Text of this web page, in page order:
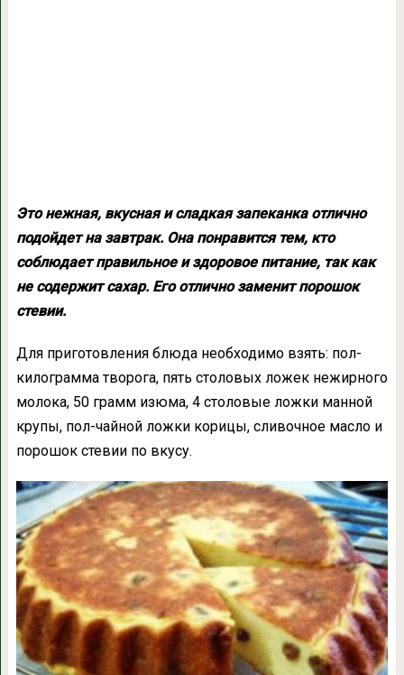
Это нежная, вкусная и сладкая запеканка отлично
подойдет на завтрак. Она понравится тем, кто
соблюдает правильное и здоровое питание, так как
не содержит сахар. Его отлично заменит порошок
стевии.
Для приготовления блюда необходимо взять: пол-
килограмма творога, пять столовых ложек нежирного
молока, 50 грамм изюма, 4 столовые ложки манной
крупы, пол-чайной ложки корицы, сливочное масло и
порошок стевии по вкусу.